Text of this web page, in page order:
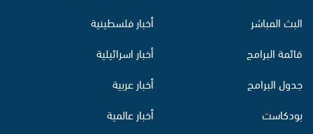
البث المباشر
قائمة البرامج
جدول البرامج
بودكاست
أخبار فلسطينية
أخبار اسرائيلية
أخبار عربية
أخبار عالمية